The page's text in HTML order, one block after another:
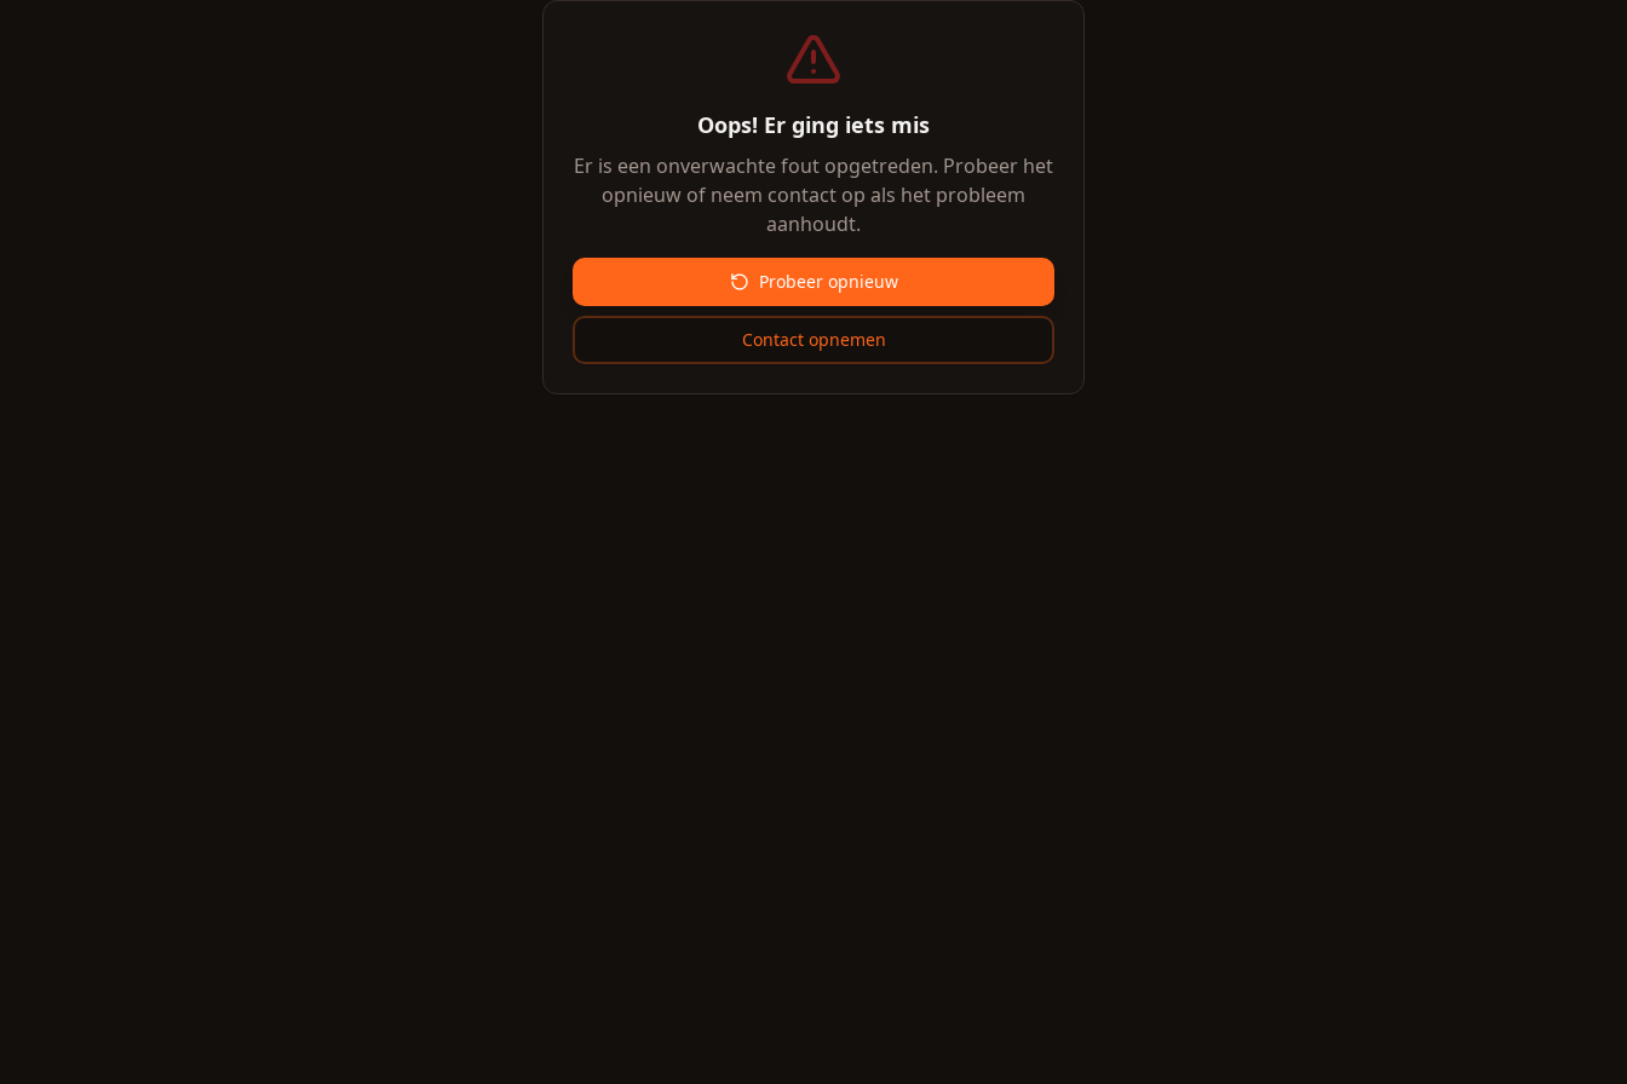
Oops! Er ging iets mis
Er is een onverwachte fout opgetreden. Probeer het
opnieuw of neem contact op als het probleem
aanhoudt.
Probeer opnieuw
Contact opnemen